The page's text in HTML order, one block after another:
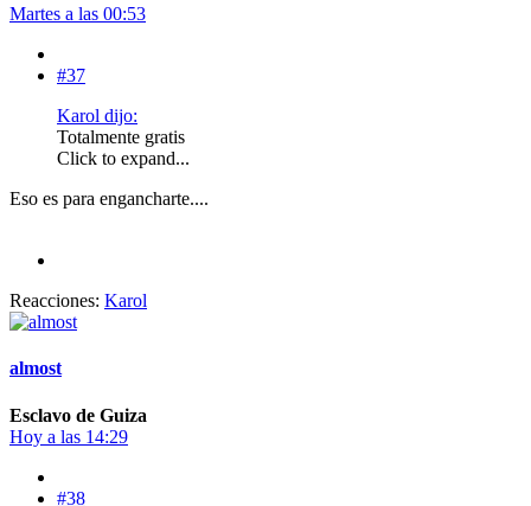
Martes a las 00:53
#37
Karol dijo:
Totalmente gratis
Click to expand...
Eso es para engancharte....
Reacciones: Karol
almost
Esclavo de Guiza
Hoy a las 14:29
#38